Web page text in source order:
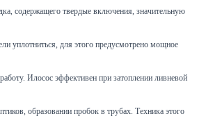
содержащего твердые включения, значительную
уплотниться, для этого предусмотрено мощное
Илосос эффективен при затоплении ливневой
образовании пробок в трубах. Техника этого